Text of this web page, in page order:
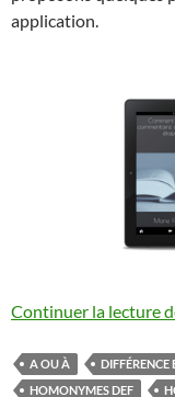
application.
Continuer la lecture
A OU À DIFFÉRENCE
HOMONYMES DEF